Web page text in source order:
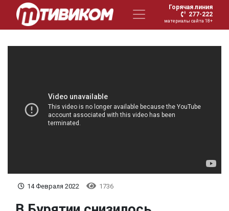
Горячая линия
277-222
материалы сайта 18+
14 Февраля 2022 1736